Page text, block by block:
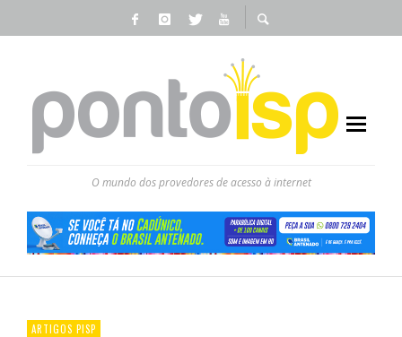
O mundo dos provedores de acesso à internet
ARTIGOS PISP